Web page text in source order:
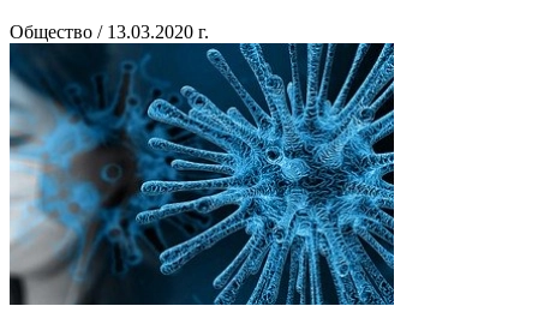
Общество / 13.03.2020 г.